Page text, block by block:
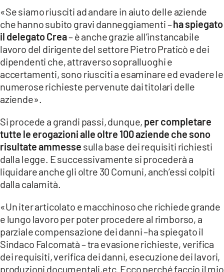
APPLE
«Se siamo riusciti ad andare in aiuto delle aziende
che hanno subito gravi danneggiamenti –ha spiegato
il delegato Crea– è anche grazie all’instancabile
lavoro del dirigente del settore Pietro Praticò e dei
dipendenti che, attraverso sopralluoghi e
accertamenti, sono riusciti a esaminare ed evadere le
numerose richieste pervenute dai titolari delle
aziende».
Si procede a grandi passi, dunque, per completare
tutte le erogazioni alle oltre 100 aziende che sono
risultate ammesse sulla base dei requisiti richiesti
dalla legge. E successivamente si procederà a
liquidare anche gli oltre 30 Comuni, anch’essi colpiti
dalla calamità.
«Un iter articolato e macchinoso che richiede grande
e lungo lavoro per poter procedere al rimborso, a
parziale compensazione dei danni –ha spiegato il
Sindaco Falcomatà – tra evasione richieste, verifica
dei requisiti, verifica dei danni, esecuzione dei lavori,
produzioni documentali,etc. Ecco perché faccio il mio